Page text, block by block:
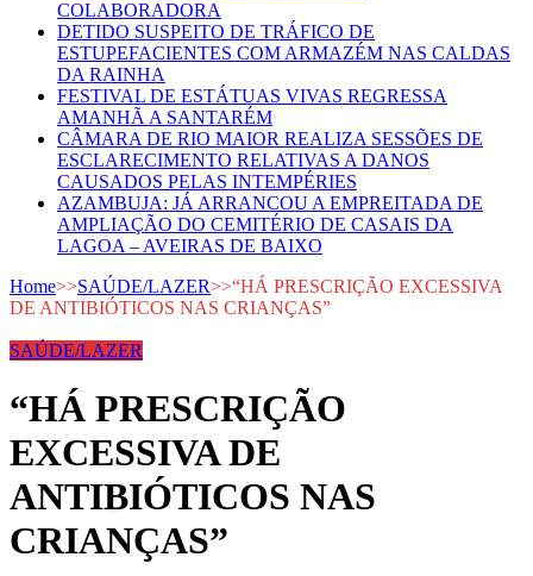
COLABORADORA
DETIDO SUSPEITO DE TRÁFICO DE
ESTUPEFACIENTES COM ARMAZÉM NAS CALDAS
DA RAINHA
FESTIVAL DE ESTÁTUAS VIVAS REGRESSA
AMANHÃ A SANTARÉM
CÂMARA DE RIO MAIOR REALIZA SESSÕES DE
ESCLARECIMENTO RELATIVAS A DANOS
CAUSADOS PELAS INTEMPÉRIES
AZAMBUJA: JÁ ARRANCOU A EMPREITADA DE
AMPLIAÇÃO DO CEMITÉRIO DE CASAIS DA
LAGOA – AVEIRAS DE BAIXO
Home>>SAÚDE/LAZER>>“HÁ PRESCRIÇÃO EXCESSIVA
DE ANTIBIÓTICOS NAS CRIANÇAS”
SAÚDE/LAZER
“HÁ PRESCRIÇÃO
EXCESSIVA DE
ANTIBIÓTICOS NAS
CRIANÇAS”